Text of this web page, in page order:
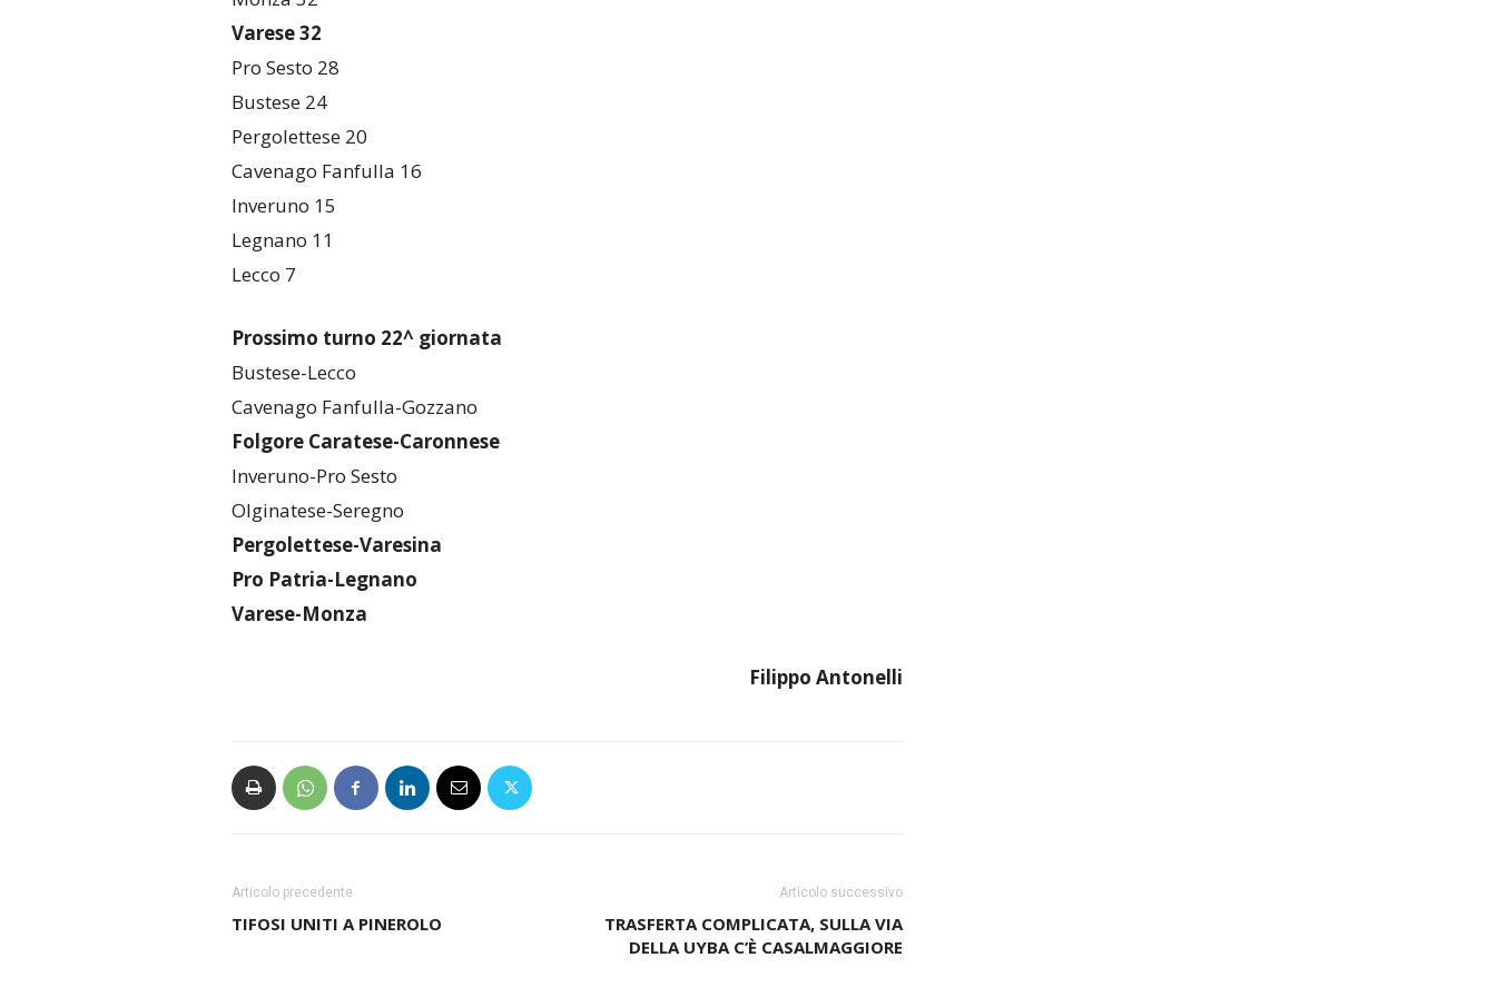
Varese 32
Pro Sesto 28
Bustese 24
Pergolettese 20
Cavenago Fanfulla 16
Inveruno 15
Legnano 11
Lecco 7
Prossimo turno 22^ giornata
Bustese-Lecco
Cavenago Fanfulla-Gozzano
Folgore Caratese-Caronnese
Inveruno-Pro Sesto
Olginatese-Seregno
Pergolettese-Varesina
Pro Patria-Legnano
Varese-Monza
Filippo Antonelli
Articolo precedente
TIFOSI UNITI A PINEROLO
Articolo successivo
TRASFERTA COMPLICATA, SULLA VIA
DELLA UYBA C’È CASALMAGGIORE